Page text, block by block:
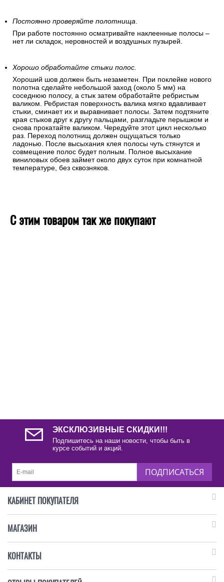
Постоянно проверяйте полотнища.
При работе постоянно осматривайте наклеенные полосы –
нет ли складок, неровностей и воздушных пузырей.
Хорошо обработайте стыки полос.
Хороший шов должен быть незаметен. При поклейке нового
полотна сделайте небольшой заход (около 5 мм) на
соседнюю полосу, а стык затем обработайте ребристым
валиком. Ребристая поверхность валика мягко вдавливает
стыки, сминает их и выравнивает полосы. Затем подтяните
края стыков друг к другу пальцами, разгладьте перышком и
снова прокатайте валиком. Чередуйте этот цикл несколько
раз. Переход полотнищ должен ощущаться только
ладонью. После высыхания клея полосы чуть стянутся и
совмещение полос будет полным. Полное высыхание
виниловых обоев займет около двух суток при комнатной
температуре, без сквозняков.
С этим товаром так же покупают
ЭКСКЛЮЗИВНЫЕ СКИДКИ!!!
Подпишитесь на наши новости, чтобы быть в
курсе событий и акций.
ПОДПИСАТЬСЯ
КАБИНЕТ ПОКУПАТЕЛЯ
МАГАЗИН
КОНТАКТЫ